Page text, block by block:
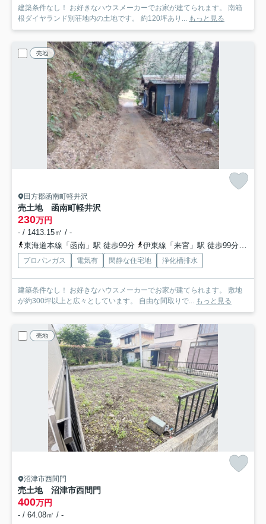
建築条件なし！ お好きなハウスメーカーでお家が建てられます。 南箱
根ダイヤランド別荘地内の土地です。 約120坪あり... もっと見る
売地
田方郡函南町軽井沢
売土地 函南町軽井沢
230万円
- / 1413.15㎡ / -
東海道本線「函南」駅 徒歩99分
伊東線「来宮」駅 徒歩99分
プロパンガス 電気有 閑静な住宅地 浄化槽排水
建築条件なし！ お好きなハウスメーカーでお家が建てられます。 敷地
が約300坪以上と広々としています。 自由な間取りで... もっと見る
売地
沼津市西間門
売土地 沼津市西間門
400万円
- / 64.08㎡ / -